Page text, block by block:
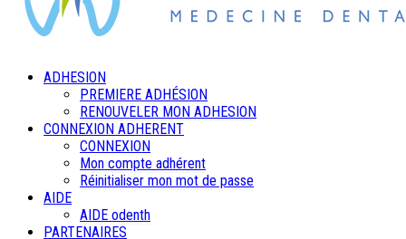
ADHESION
PREMIERE ADHÉSION
RENOUVELER MON ADHESION
CONNEXION ADHERENT
CONNEXION
Mon compte adhérent
Réinitialiser mon mot de passe
AIDE
AIDE odenth
PARTENAIRES